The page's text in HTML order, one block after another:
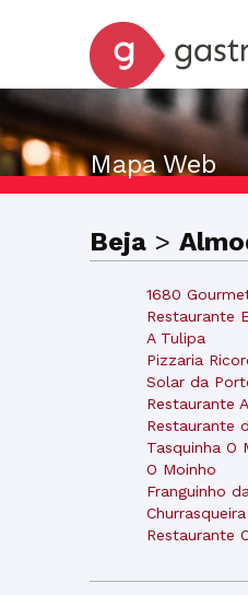
Mapa Web
Beja >
1680
Restaurante
A Tulipa
Pizzaria
Solar da
Restaurante
Restaurante
Tasquinha O
O Moinho
Franguinho
Restaurante